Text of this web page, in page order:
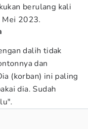
berulang kali
Mei 2023.
dalih tidak
dan
(korban) ini paling
dia. Sudah